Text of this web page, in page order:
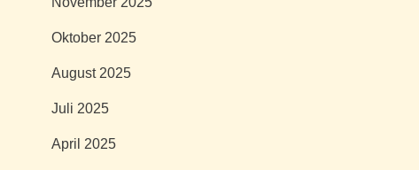
Oktober 2025
August 2025
Juli 2025
April 2025